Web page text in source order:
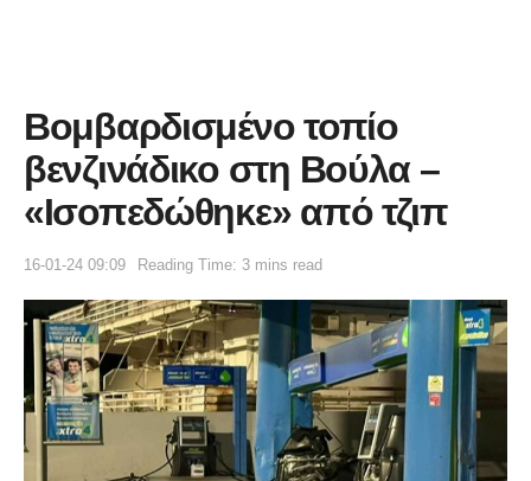
Βομβαρδισμένο τοπίο
βενζινάδικο στη Βούλα –
«Ισοπεδώθηκε» από τζιπ
16-01-24 09:09 Reading Time: 3 mins read